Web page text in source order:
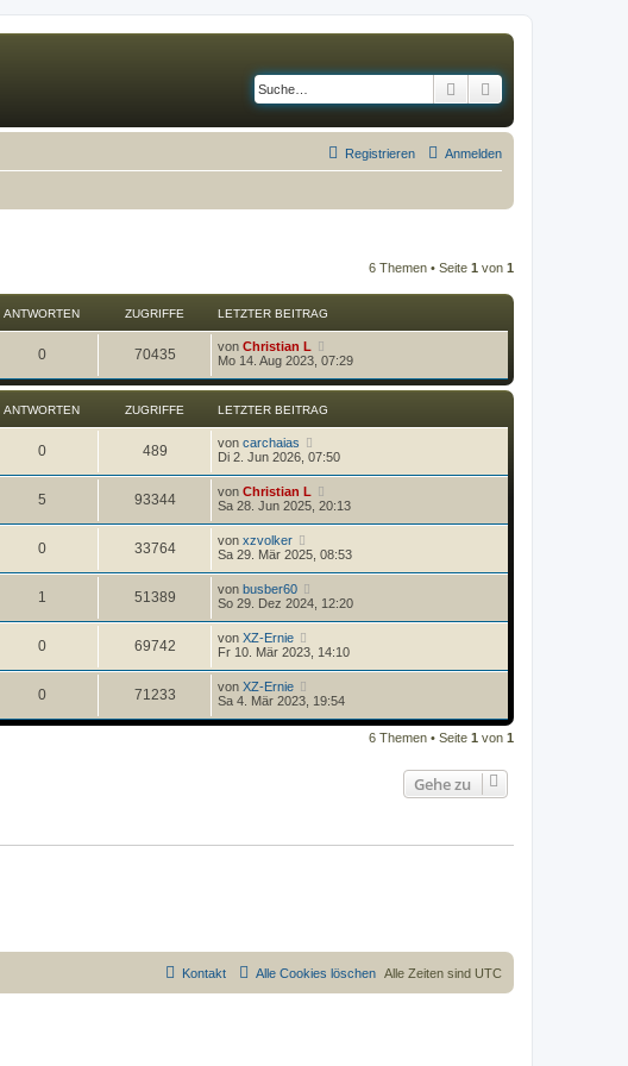
Suche
Anmelden
Registrieren
6 Themen • Seite 1 von 1
ANTWORTEN ZUGRIFFE LETZTER BEITRAG
0 70435 von Christian L
Mo 14. Aug 2023, 07:29
ANTWORTEN ZUGRIFFE LETZTER BEITRAG
0 489 von carchaias
Di 2. Jun 2026, 07:50
5 93344 von Christian L
Sa 28. Jun 2025, 20:13
0 33764 von xzvolker
Sa 29. Mär 2025, 08:53
1 51389 von busber60
So 29. Dez 2024, 12:20
0 69742 von XZ-Ernie
Fr 10. Mär 2023, 14:10
0 71233 von XZ-Ernie
Sa 4. Mär 2023, 19:54
6 Themen • Seite 1 von 1
Gehe zu
Alle Zeiten sind UTC
Alle Cookies löschen
Kontakt